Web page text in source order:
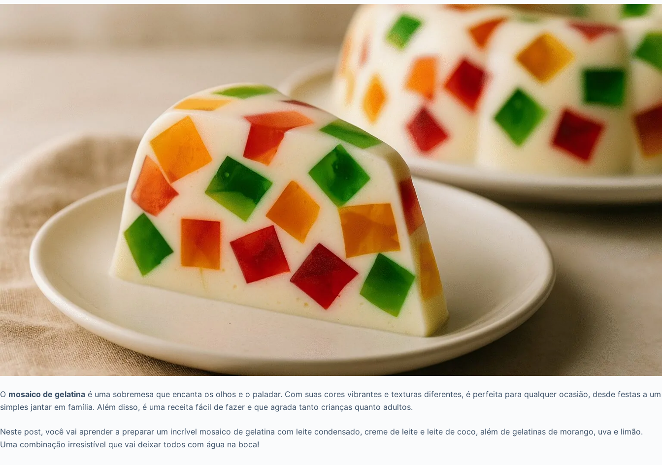
O mosaico de gelatina é uma sobremesa que encanta os olhos e o paladar. Com suas cores vibrantes e texturas diferentes, é perfeita para qualquer ocasião, desde festas a um
simples jantar em família. Além disso, é uma receita fácil de fazer e que agrada tanto crianças quanto adultos.
Neste post, você vai aprender a preparar um incrível mosaico de gelatina com leite condensado, creme de leite e leite de coco, além de gelatinas de morango, uva e limão.
Uma combinação irresistível que vai deixar todos com água na boca!